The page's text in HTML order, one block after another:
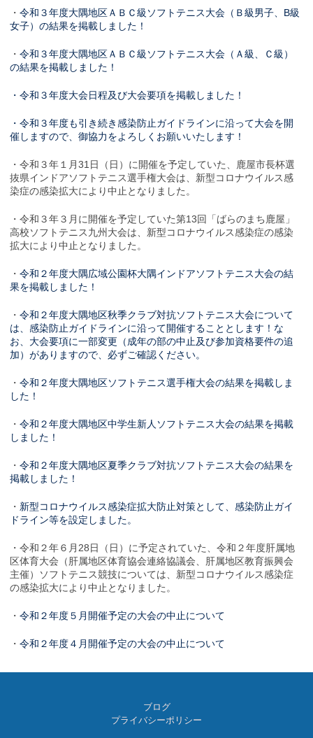
・令和３年度大隅地区ＡＢＣ級ソフトテニス大会（Ｂ級男子、B級
女子）の結果を掲載しました！
・令和３年度大隅地区ＡＢＣ級ソフトテニス大会（Ａ級、Ｃ級）
の結果を掲載しました！
・令和３年度大会日程及び大会要項を掲載しました！
・令和３年度も引き続き感染防止ガイドラインに沿って大会を開
催しますので、御協力をよろしくお願いいたします！
・令和３年１月31日（日）に開催を予定していた、鹿屋市長杯選
抜県インドアソフトテニス選手権大会は、新型コロナウイルス感
染症の感染拡大により中止となりました。
・令和３年３月に開催を予定していた第13回「ばらのまち鹿屋」
高校ソフトテニス九州大会は、新型コロナウイルス感染症の感染
拡大により中止となりました。
・令和２年度大隅広域公園杯大隅インドアソフトテニス大会の結
果を掲載しました！
・令和２年度大隅地区秋季クラブ対抗ソフトテニス大会について
は、感染防止ガイドラインに沿って開催することとします！な
お、大会要項に一部変更（成年の部の中止及び参加資格要件の追
加）がありますので、必ずご確認ください。
・令和２年度大隅地区ソフトテニス選手権大会の結果を掲載しま
した！
・令和２年度大隅地区中学生新人ソフトテニス大会の結果を掲載
しました！
・令和２年度大隅地区夏季クラブ対抗ソフトテニス大会の結果を
掲載しました！
・ 新型コロナウイルス感染症拡大防止対策として、感染防止ガイ
ドライン等を設定しました。
・令和２年６月28日（日）に予定されていた、令和２年度肝属地
区体育大会（肝属地区体育協会連絡協議会、肝属地区教育振興会
主催）ソフトテニス競技については、新型コロナウイルス感染症
の感染拡大により中止となりました。
・令和２年度５月開催予定の大会の中止について
・令和２年度４月開催予定の大会の中止について
ブログ
プライバシーポリシー